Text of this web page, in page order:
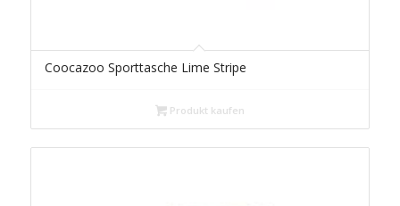
Coocazoo Sporttasche Lime Stripe
Produkt kaufen